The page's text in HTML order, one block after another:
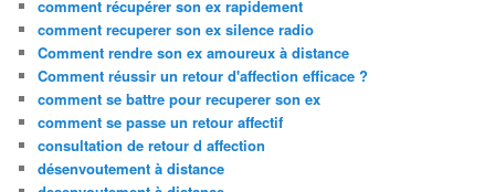
comment récupérer son ex rapidement
comment recuperer son ex silence radio
Comment rendre son ex amoureux à distance
Comment réussir un retour d'affection efficace ?
comment se battre pour recuperer son ex
comment se passe un retour affectif
consultation de retour d affection
désenvoutement à distance